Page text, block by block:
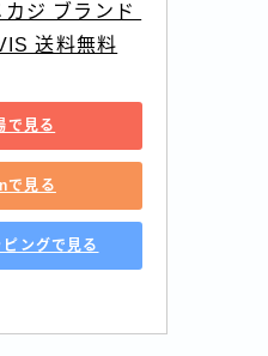
ジ ブランド
送料無料
で見る
で見る
ングで見る